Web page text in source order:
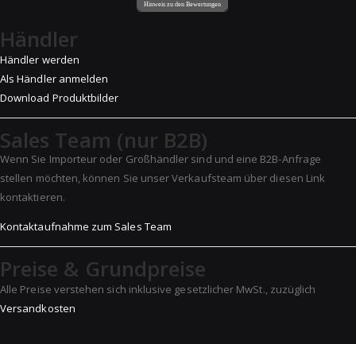
Hinweis zu den Bewertungen
Händler
Händler werden
Als Händler anmelden
Download Produktbilder
Sales Team (nur B2B)
Wenn Sie Importeur oder Großhändler sind und eine B2B-Anfrage
stellen möchten, können Sie unser Verkaufsteam über diesen Link
kontaktieren.
Kontaktaufnahme zum Sales Team
Preise & Grundpreise
Alle Preise verstehen sich inklusive gesetzlicher MwSt., zuzüglich
Versandkosten